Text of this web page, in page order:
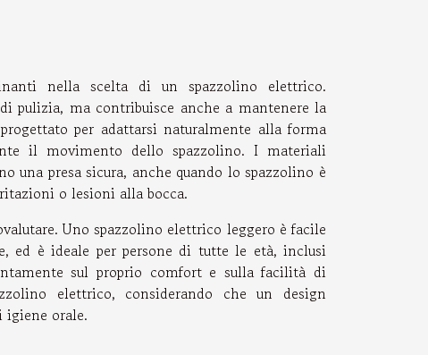
nella scelta di un spazzolino elettrico.
pulizia, ma contribuisce anche a mantenere la
per adattarsi naturalmente alla forma
il movimento dello spazzolino. I materiali
una presa sicura, anche quando lo spazzolino è
o lesioni alla bocca.
Uno spazzolino elettrico leggero è facile
ed è ideale per persone di tutte le età, inclusi
sul proprio comfort e sulla facilità di
elettrico, considerando che un design
igiene orale.